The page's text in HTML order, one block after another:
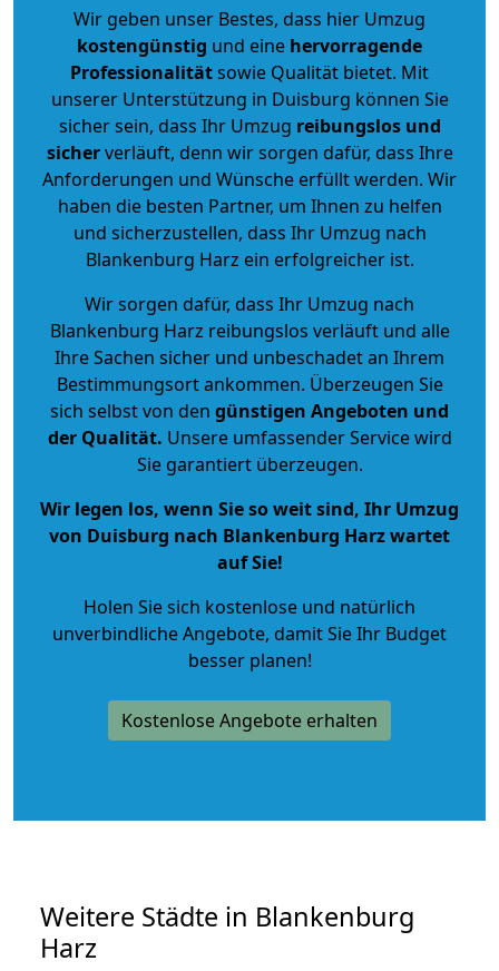
Wir geben unser Bestes, dass hier Umzug
kostengünstig und eine hervorragende
Professionalitätsowie Qualität bietet. Mit
unserer Unterstützung in Duisburg können Sie
sicher sein, dass Ihr Umzug reibungslos und
sicherverläuft, denn wir sorgen dafür, dass Ihre
Anforderungen und Wünsche erfüllt werden. Wir
haben die besten Partner, um Ihnen zu helfen
und sicherzustellen, dass Ihr Umzug nach
Blankenburg Harz ein erfolgreicher ist.
Wir sorgen dafür, dass Ihr Umzug nach
Blankenburg Harz reibungslos verläuft und alle
Ihre Sachen sicher und unbeschadet an Ihrem
Bestimmungsort ankommen. Überzeugen Sie
sich selbst von den günstigen Angeboten und
der Qualität. Unsere umfassender Service wird
Sie garantiert überzeugen.
Wir legen los, wenn Sie so weit sind, Ihr Umzug
von Duisburg nach Blankenburg Harz wartet
auf Sie!
Holen Sie sich kostenlose und natürlich
unverbindliche Angebote, damit Sie Ihr Budget
besser planen!
Kostenlose Angebote erhalten
Weitere Städte in Blankenburg
Harz